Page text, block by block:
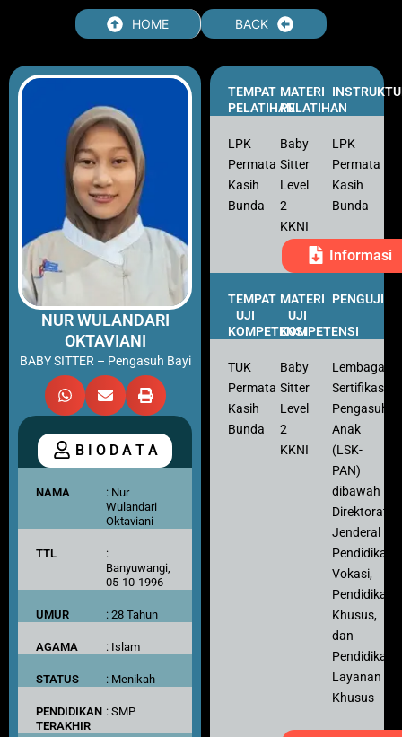
HOME BACK
NUR WULANDARI
OKTAVIANI
BABY SITTER – Pengasuh Bayi
B I O D A T A
NAMA
: Nur
Wulandari
Oktaviani
TTL
:
Banyuwangi,
05-10-1996
UMUR : 28 Tahun
AGAMA : Islam
STATUS : Menikah
PENDIDIKAN
TERAKHIR
: SMP
TEMPAT
PELATIHAN
MATERI
PELATIHAN
LPK
Permata
Kasih
Bunda
Baby
Sitter
Level
2
KKNI
LPK
Permata
Kasih
Bunda
Informasi
TEMPAT
UJI
KOMPETENSI
MATERI
UJI
KOMPETENSI
PENGUJI
TUK
Permata
Kasih
Bunda
Baby
Sitter
Level
2
KKNI
Lembaga
Sertifikasi
Pengasuh
Anak
(LSK-
PAN)
dibawah
Direktorat
Jenderal
Pendidikan
Vokasi,
Pendidikan
Khusus,
dan
Pendidikan
Layanan
Khusus